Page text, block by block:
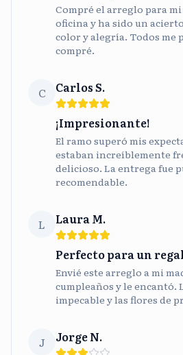
Compré el arreglo para
oficina y ha sido un
color y alegría. Todos me
compré.
C Carlos S.
¡Impresionante!
El ramo superó mis
estaban increíblemente
delicioso. La entrega fue
recomendable.
L Laura M.
Perfecto para un
Envié este arreglo a mi
cumpleaños y le encantó.
impecable y las flores de
J Jorge N.